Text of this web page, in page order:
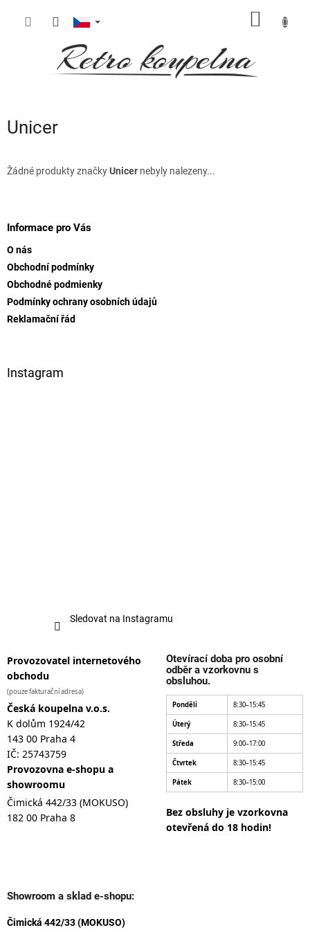
Unicer
Žádné produkty značkyUnicer nebyly nalezeny...
Informace pro Vás
O nás
Obchodní podmínky
Obchodné podmienky
Podmínky ochrany osobních údajů
Reklamační řád
Instagram
Sledovat na Instagramu
Provozovatel internetového
obchodu
(pouze fakturační adresa)
Česká koupelna v.o.s.
K dolům 1924/42
143 00 Praha 4
IČ: 25743759
Provozovna e-shopu a
showroomu
Čimická 442/33 (MOKUSO)
182 00 Praha 8
Otevírací doba pro osobní
odběr a vzorkovnu s
obsluhou.
Pondělí 8:30–15:45
Úterý 8:30–15:45
Středa 9:00–17:00
Čtvrtek 8:30–15:45
Pátek 8:30–15:00
Bez obsluhy je vzorkovna
otevřená do 18 hodin!
Showroom a sklad e-shopu:
Čimická 442/33 (MOKUSO)